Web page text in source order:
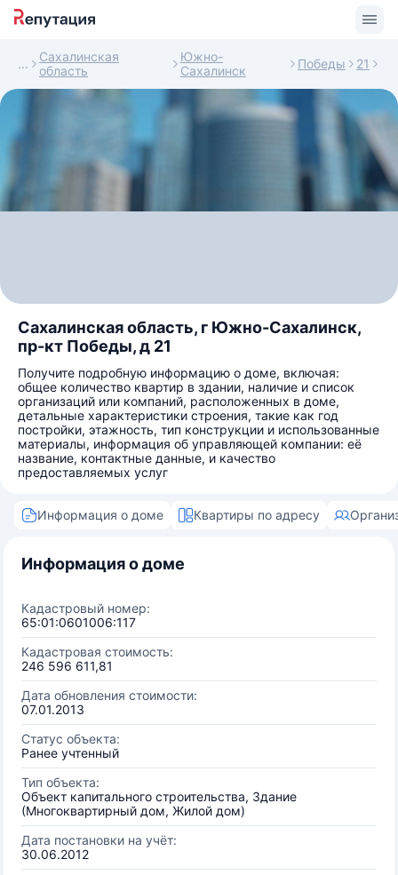
Сахалинская
область
Южно-
Сахалинск
Победы 21
Сахалинская область, г Южно-Сахалинск,
пр-кт Победы, д 21
Получите подробную информацию о доме, включая:
общее количество квартир в здании, наличие и список
организаций или компаний, расположенных в доме,
детальные характеристики строения, такие как год
постройки, этажность, тип конструкции и использованные
материалы, информация об управляющей компании: её
название, контактные данные, и качество
предоставляемых услуг
Информация о доме Квартиры по адресу
Информация о доме
Кадастровый номер:
65:01:0601006:117
Кадастровая стоимость:
246 596 611,81
Дата обновления стоимости:
07.01.2013
Статус объекта:
Ранее учтенный
Тип объекта:
Объект капитального строительства, Здание
(Многоквартирный дом, Жилой дом)
Дата постановки на учёт:
30.06.2012